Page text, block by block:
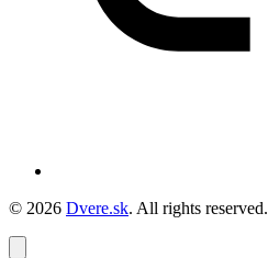
© 2026 Dvere.sk. All rights reserved.